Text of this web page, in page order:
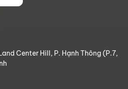
Center Hill, P. Hạnh Thông (P.7,